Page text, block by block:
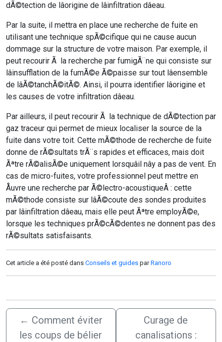
dÃ©tection de lâorigine de lâinfiltration dâeau.
Par la suite, il mettra en place une recherche de fuite en
utilisant une technique spÃ©cifique qui ne cause aucun
dommage sur la structure de votre maison. Par exemple, il
peut recourir Ã la recherche par fumigÃ¨ne qui consiste sur
lâinsufflation de la fumÃ©e Ã©paisse sur tout lâensemble
de lâÃ©tanchÃ©itÃ©. Ainsi, il pourra identifier lâorigine et
les causes de votre infiltration dâeau.
Par ailleurs, il peut recourir Ã la technique de dÃ©tection par
gaz traceur qui permet de mieux localiser la source de la
fuite dans votre toit. Cette mÃ©thode de recherche de fuite
donne de rÃ©sultats trÃ¨s rapides et efficaces, mais doit
Ãªtre rÃ©alisÃ©e uniquement lorsquâil nây a pas de vent. En
cas de micro-fuites, votre professionnel peut mettre en
Åuvre une recherche par Ã©lectro-acoustiqueÂ : cette
mÃ©thode consiste sur lâÃ©coute des sondes produites
par lâinfiltration dâeau, mais elle peut Ãªtre employÃ©e,
lorsque les techniques prÃ©cÃ©dentes ne donnent pas des
rÃ©sultats satisfaisants.
Cet article a été posté dans Conseils et guides parRanoro
← Comment éviter
les coups de bélier
Curage de
canalisations :